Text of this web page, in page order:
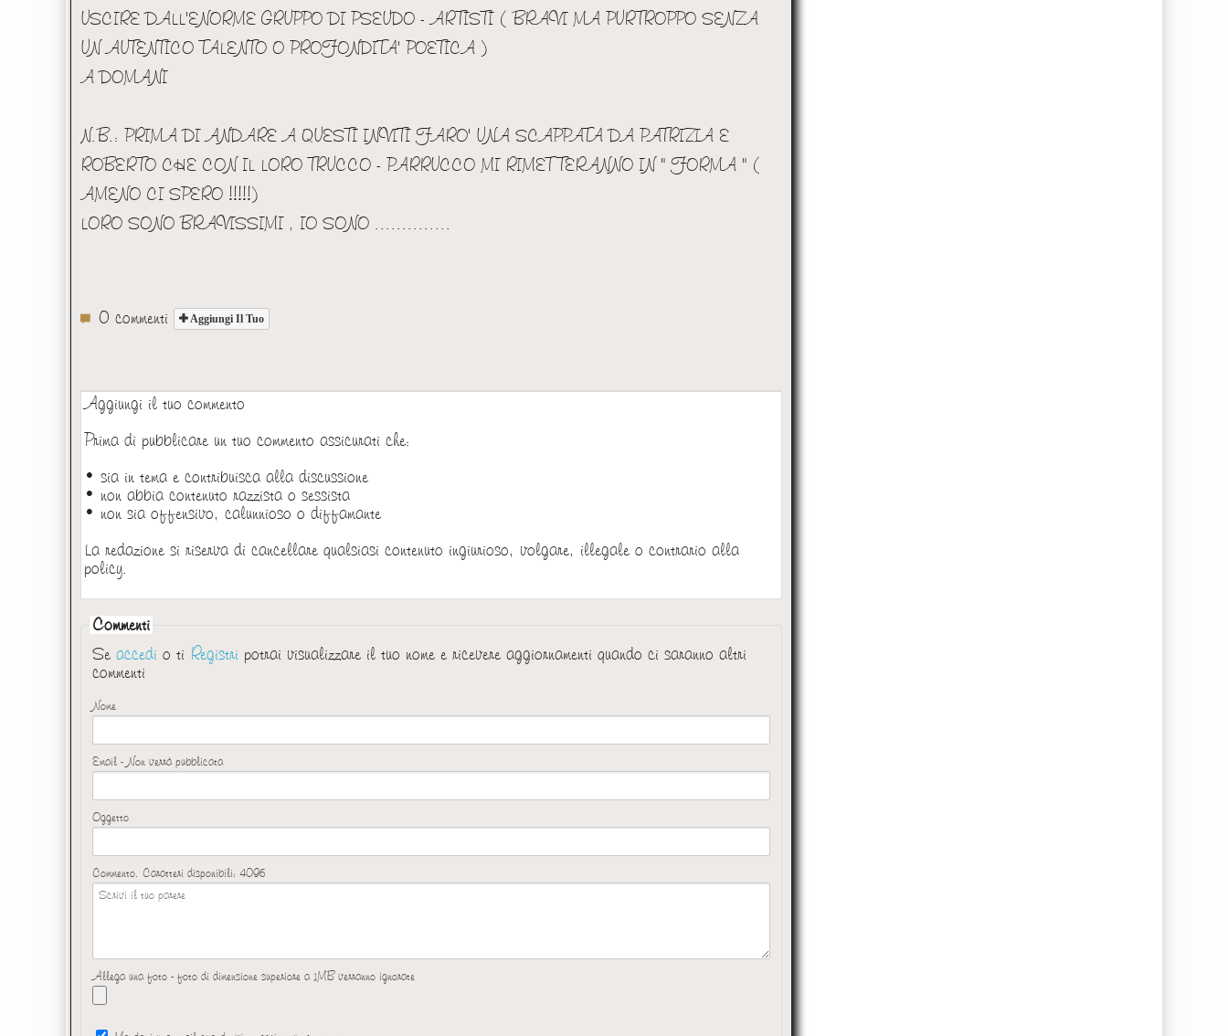
USCIRE DALL'ENORME GRUPPO DI PSEUDO - ARTISTI ( BRAVI MA PURTROPPO SENZA
UN AUTENTICO TALENTO O PROFONDITA' POETICA )
A DOMANI
N.B.: PRIMA DI ANDARE A QUESTI INVITI FARO' UNA SCAPPATA DA PATRIZIA E
ROBERTO CHE CON IL LORO TRUCCO - PARRUCCO MI RIMETTERANNO IN " FORMA " (
AMENO CI SPERO !!!!!)
LORO SONO BRAVISSIMI , IO SONO ..............
0 commenti Aggiungi Il Tuo
Aggiungi il tuo commento
Prima di pubblicare un tuo commento assicurati che:
• sia in tema e contribuisca alla discussione
• non abbia contenuto razzista o sessista
• non sia offensivo, calunnioso o diffamante
La redazione si riserva di cancellare qualsiasi contenuto ingiurioso, volgare, illegale o contrario alla
policy.
Commenti
Se accedi o ti Registri potrai visualizzare il tuo nome e ricevere aggiornamenti quando ci saranno altri
commenti
Nome
Email - Non verrà pubblicata
Oggetto
Commento. Caratteri disponibili: 4096
Allega una foto - foto di dimensione superiore a 1MB verranno ignorate